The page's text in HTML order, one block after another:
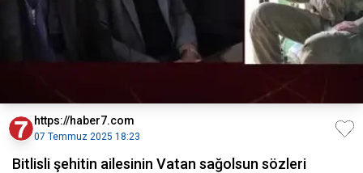
https://haber7.com
07 Temmuz 2025 18:23
Bitlisli şehitin ailesinin Vatan sağolsun sözleri